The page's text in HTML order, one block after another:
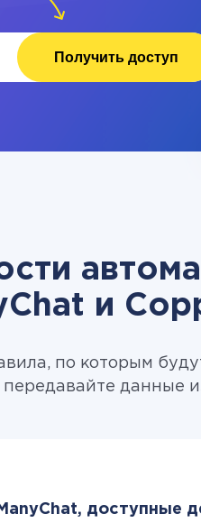
Получить доступ
и
по которым
данные
доступные